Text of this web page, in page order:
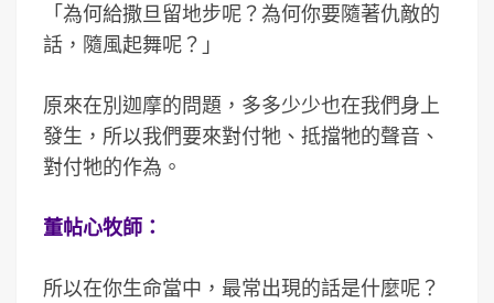
「為何給撒旦留地步呢？為何你要隨著仇敵的
話，隨風起舞呢？」
原來在別迦摩的問題，多多少少也在我們身上
發生，所以我們要來對付牠、抵擋牠的聲音、
對付牠的作為。
董帖心牧師：
所以在你生命當中，最常出現的話是什麼呢？